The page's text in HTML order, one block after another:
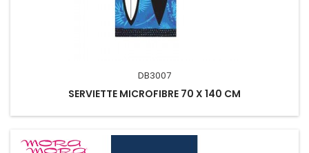
DB3007
SERVIETTE MICROFIBRE 70 X 140 CM